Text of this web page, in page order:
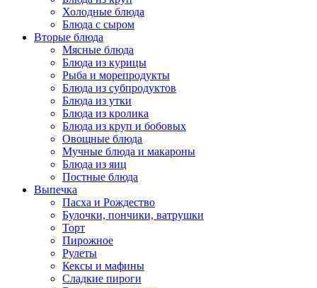
Холодные блюда
Блюда с сыром
Вторые блюда
Мясные блюда
Блюда из курицы
Рыба и морепродукты
Блюда из субпродуктов
Блюда из утки
Блюда из кролика
Блюда из круп и бобовых
Овощные блюда
Мучные блюда и макароны
Блюда из яиц
Постные блюда
Выпечка
Пасха и Рождество
Булочки, пончики, ватрушки
Торт
Пирожное
Рулеты
Кексы и мафины
Сладкие пироги